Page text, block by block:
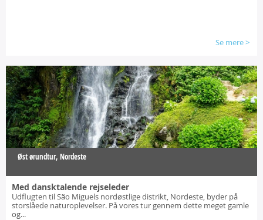
Se mere>
Øst ørundtur, Nordeste
Med dansktalende rejseleder
Udflugten til São Miguels nordøstlige distrikt, Nordeste, byder på
storslåede naturoplevelser. På vores tur gennem dette meget gamle
og...